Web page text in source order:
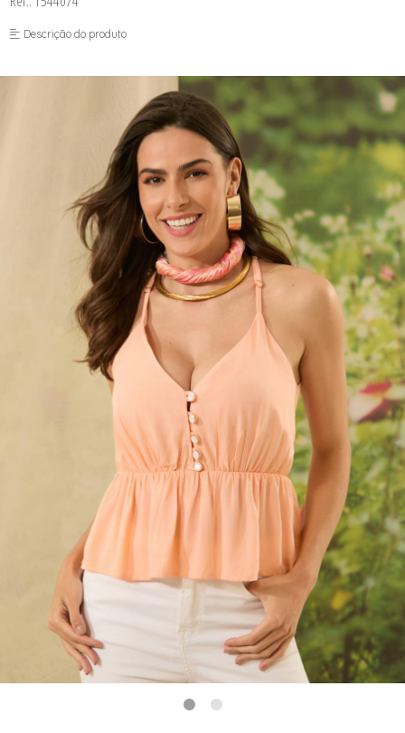
LONGO-AGOSTO I-
MACAC-AGOSTO I-
VESTI-AGOSTO I-
Descrição do produto